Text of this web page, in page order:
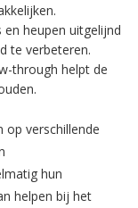
heupen uitgelijnd
te verbeteren.
through helpt de
verschillende
hun
helpen bij het